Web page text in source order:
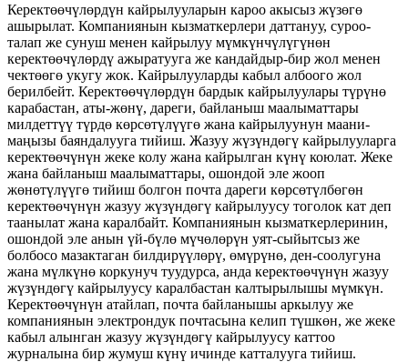
Керектөөчүлөрдүн кайрылууларын кароо акысыз жүзөгө
ашырылат. Компаниянын кызматкерлери даттануу, суроо-
талап же сунуш менен кайрылуу мүмкүнчүлүгүнөн
керектөөчүлөрдү ажыратууга же кандайдыр-бир жол менен
чектөөгө укугу жок. Кайрылууларды кабыл албоого жол
берилбейт. Керектөөчүлөрдүн бардык кайрылуулары түрүнө
карабастан, аты-жөнү, дареги, байланыш маалыматтары
милдеттүү түрдө көрсөтүлүүгө жана кайрылуунун маани-
маңызы баяндалууга тийиш. Жазуу жүзүндөгү кайрылууларга
керектөөчүнүн жеке колу жана кайрылган күнү коюлат. Жеке
жана байланыш маалыматтары, ошондой эле жооп
жөнөтүлүүгө тийиш болгон почта дареги көрсөтүлбөгөн
керектөөчүнүн жазуу жүзүндөгү кайрылуусу тоголок кат деп
таанылат жана каралбайт. Компаниянын кызматкерлеринин,
ошондой эле анын үй-бүлө мүчөлөрүн уят-сыйытсыз же
болбосо мазактаган билдирүүлөрү, өмүрүнө, ден-соолугуна
жана мүлкүнө коркунуч туудурса, анда керектөөчүнүн жазуу
жүзүндөгү кайрылуусу каралбастан калтырылышы мүмкүн.
Керектөөчүнүн атайлап, почта байланышы аркылуу же
компаниянын электрондук почтасына келип түшкөн, же жеке
кабыл алынган жазуу жүзүндөгү кайрылуусу каттоо
журналына бир жумуш күнү ичинде катталууга тийиш.